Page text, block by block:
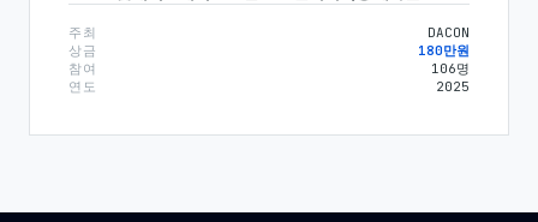
주최
DACON
상금
180만원
참여
106명
연도
2025